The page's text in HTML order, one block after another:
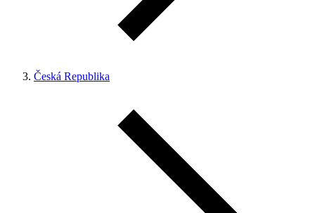
Česká Republika